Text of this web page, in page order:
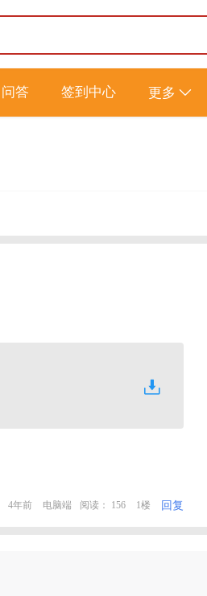
问答 签到中心 更多
4年前 电脑端 阅读： 156 1楼 回复